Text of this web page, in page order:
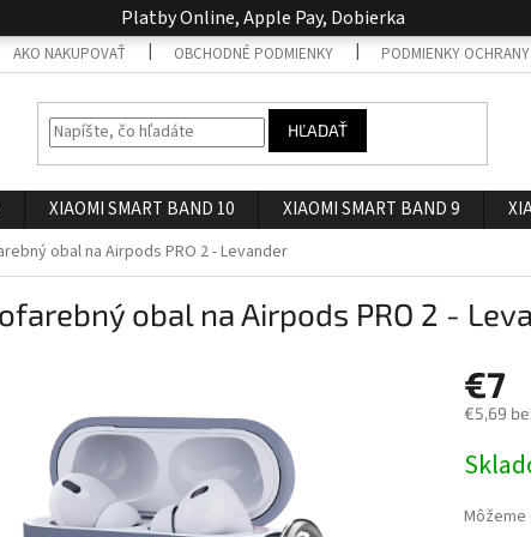
Platby Online, Apple Pay, Dobierka
AKO NAKUPOVAŤ OBCHODNÉ PODMIENKY PODMIENKY OCHRANY
HĽADAŤ
XIAOMI SMART BAND 10 XIAOMI SMART BAND 9
obal na Airpods PRO 2 - Levander
obal na Airpods PRO 2 -
€7
€5,69
cena: